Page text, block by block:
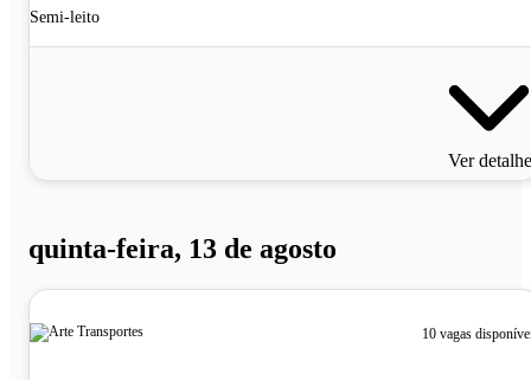
Semi-leito
Ver
quinta-feira, 13 de agosto
10 vagas